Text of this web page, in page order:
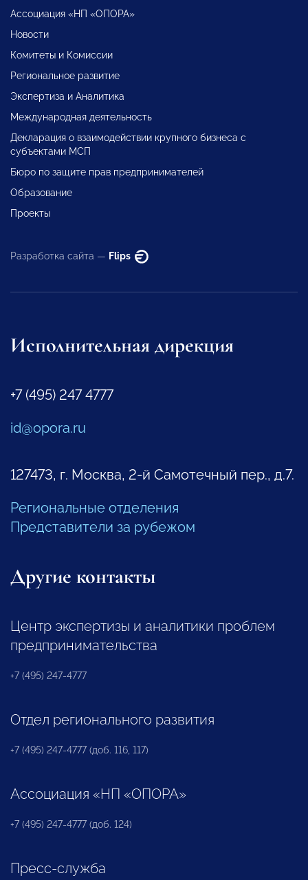
Ассоциация «НП «ОПОРА»
Новости
Комитеты и Комиссии
Региональное развитие
Экспертиза и Аналитика
Международная деятельность
Декларация о взаимодействии крупного бизнеса с
субъектами МСП
Бюро по защите прав предпринимателей
Образование
Проекты
Разработка сайта — Flips
Исполнительная дирекция
+7 (495) 247 4777
id@opora.ru
127473, г. Москва, 2-й Самотечный пер., д.7.
Региональные отделения
Представители за рубежом
Другие контакты
Центр экспертизы и аналитики проблем
предпринимательства
+7 (495) 247-4777
Отдел регионального развития
+7 (495) 247-4777 (доб. 116, 117)
Ассоциация «НП «ОПОРА»
+7 (495) 247-4777 (доб. 124)
Пресс-служба